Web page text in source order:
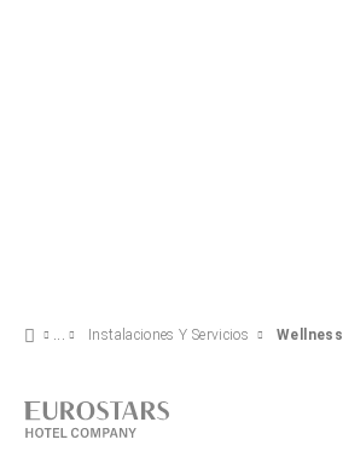
Instalaciones Y Servicios Wellness